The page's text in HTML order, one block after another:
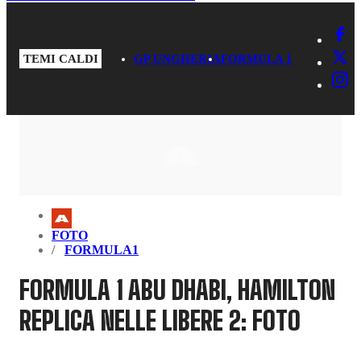
TEMI CALDI GP UNGHERIAFORMULA 1
FOTO
FORMULA1
FORMULA 1 ABU DHABI, HAMILTON
REPLICA NELLE LIBERE 2: FOTO